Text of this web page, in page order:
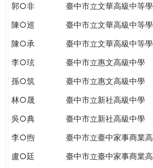
民。
TODAY
THE
TOMORROW
PUTTING
ON
THE
PATH
郭○非
臺中市立文華高級中等
陳○巡
臺中市立文華高級中等
陳○承
臺中市立文華高級中等
李○玹
臺中市立惠文高級中學
孫○筑
臺中市立惠文高級中學
林○晟
臺中市立新社高級中學
吳○典
臺中市立新社高級中學
李○煦
臺中市立臺中家事商業
盧○廷
臺中市立臺中家事商業